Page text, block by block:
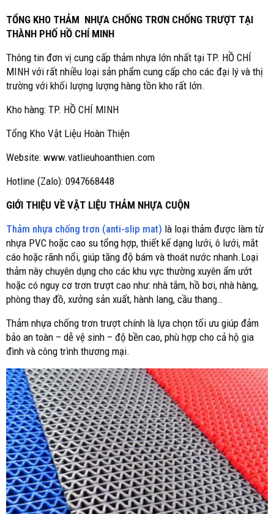
TỔNG KHO THẢM NHỰA CHỐNG TRƠN CHỐNG TRƯỢT TẠI
THÀNH PHỐ HỒ CHÍ MINH
Thông tin đơn vị cung cấp thảm nhựa lớn nhất tại TP. HỒ CHÍ
MINH với rất nhiều loại sản phẩm cung cấp cho các đại lý và thị
trường với khối lượng lượng hàng tồn kho rất lớn.
Kho hàng: TP. HỒ CHÍ MINH
Tổng Kho Vật Liệu Hoàn Thiện
Website: www.vatlieuhoanthien.com
Hotline (Zalo): 0947668448
GIỚI THIỆU VỀ VẬT LIỆU THẢM NHỰA CUỘN
Thảm nhựa chống trơn (anti-slip mat) là loại thảm được làm từ
nhựa PVC hoặc cao su tổng hợp, thiết kế dạng lưới, ô lưới, mắt
cáo hoặc rãnh nổi, giúp tăng độ bám và thoát nước nhanh.Loại
thảm này chuyên dụng cho các khu vực thường xuyên ẩm ướt
hoặc có nguy cơ trơn trượt cao như: nhà tắm, hồ bơi, nhà hàng,
phòng thay đồ, xưởng sản xuất, hành lang, cầu thang…
Thảm nhựa chống trơn trượt chính là lựa chọn tối ưu giúp đảm
bảo an toàn – dễ vệ sinh – độ bền cao, phù hợp cho cả hộ gia
đình và công trình thương mại.